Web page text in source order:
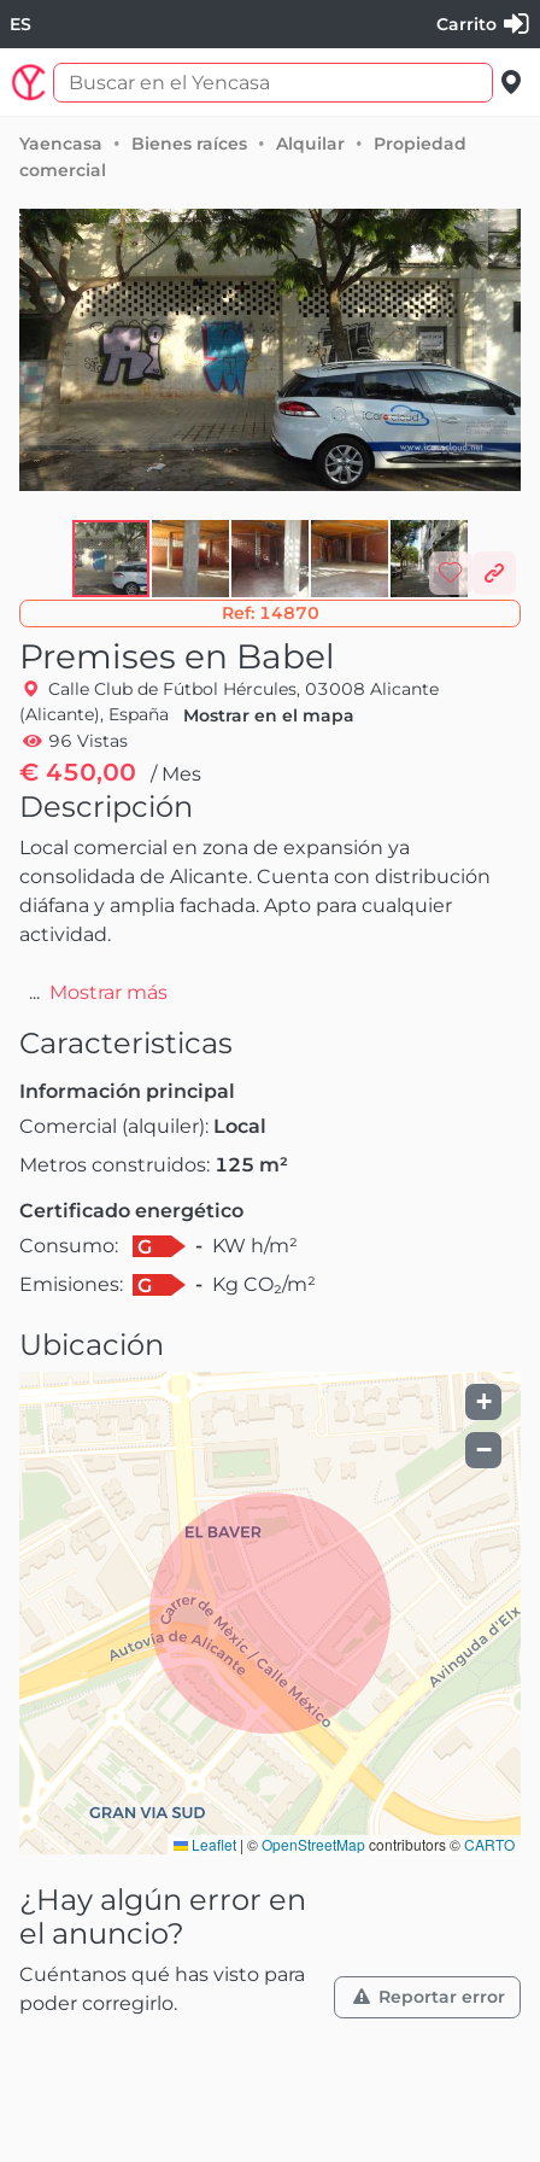
ES Carrito
Yaencasa Bienes raíces Alquilar
Propiedad
comercial
Ref: 14870
Premises en Babel
Calle Club de Fútbol Hércules, 03008 Alicante
(Alicante), España
Mostrar en el mapa
96 Vistas
€ 450,00 / Mes
Descripción
Local comercial en zona de expansión ya
consolidada de Alicante. Cuenta con distribución
diáfana y amplia fachada. Apto para cualquier
actividad.
... Mostrar más
Caracteristicas
Información principal
Comercial (alquiler): Local
Metros construidos: 125 m²
Certificado energético
Consumo:
G - KW h/m²
Emisiones:
G - Kg CO₂/m²
Ubicación
+
−
Leaflet | ©OpenStreetMapcontributors ©CARTO
¿Hay algún error en
el anuncio?
Cuéntanos qué has visto para
poder corregirlo.
Reportar error